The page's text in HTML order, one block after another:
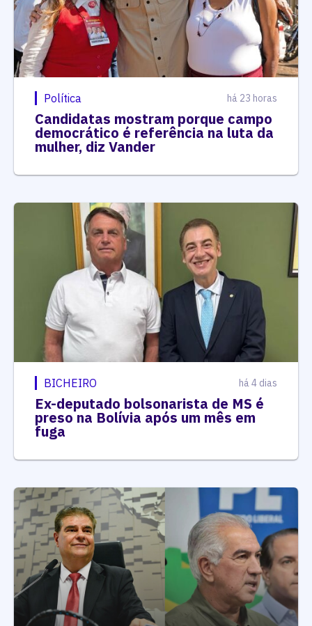
Política há 23 horas
Candidatas mostram porque campo
democrático é referência na luta da
mulher, diz Vander
BICHEIRO há 4 dias
Ex-deputado bolsonarista de MS é
preso na Bolívia após um mês em
fuga